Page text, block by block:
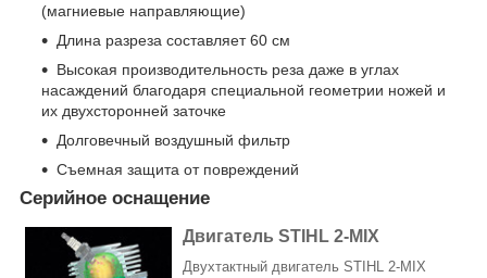
(магниевые направляющие)
Длина разреза составляет 60 см
Высокая производительность реза даже в углах
насаждений благодаря специальной геометрии ножей и
их двухсторонней заточке
Долговечный воздушный фильтр
Съемная защита от повреждений
Серийное оснащение
Двигатель STIHL 2-MIX
Двухтактный двигатель STIHL 2-MIX